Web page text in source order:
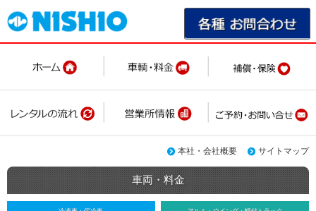
本社・会社概要 サイトマップ
車両・料金